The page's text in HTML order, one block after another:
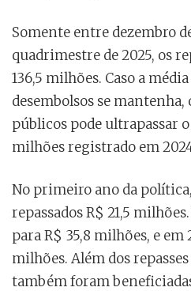
Somente entre dezembro
quadrimestre de 2025, os
136,5 milhões. Caso a
desembolsos se
públicos pode ultrapassar o
milhões registrado em
No primeiro ano da
repassados R$ 21,5
para R$ 35,8 milhões, e em
milhões. Além dos
também foram